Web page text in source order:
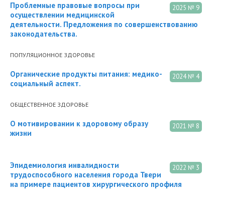
2025 № 9
Проблемные правовые вопросы при
осуществлении медицинской
деятельности. Предложения по совершенствованию
законодательства.
ПОПУЛЯЦИОННОЕ ЗДОРОВЬЕ
2024 № 4
Органические продукты питания: медико-
социальный аспект.
ОБЩЕСТВЕННОЕ ЗДОРОВЬЕ
2021 № 8
О мотивировании к здоровому образу
жизни
2022 № 3
Эпидемиология инвалидности
трудоспособного населения города Твери
на примере пациентов хирургического профиля